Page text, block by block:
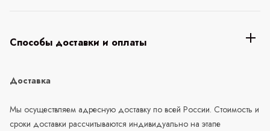
Способы доставки и оплаты
Доставка
Мы осуществляем адресную доставку по всей России. Стоимость и
сроки доставки рассчитываются индивидуально на этапе